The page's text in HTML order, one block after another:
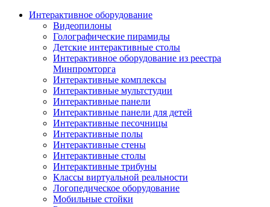
Интерактивное оборудование
Видеопилоны
Голографические пирамиды
Детские интерактивные столы
Интерактивное оборудование из реестра
Минпромторга
Интерактивные комплексы
Интерактивные мультстудии
Интерактивные панели
Интерактивные панели для детей
Интерактивные песочницы
Интерактивные полы
Интерактивные стены
Интерактивные столы
Интерактивные трибуны
Классы виртуальной реальности
Логопедическое оборудование
Мобильные стойки